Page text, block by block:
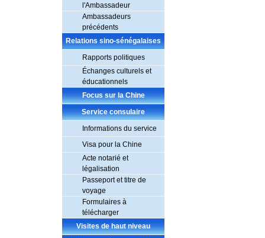
l'Ambassadeur
Ambassadeurs
précédents
Relations sino-sénégalaises
Rapports politiques
Échanges culturels et
éducationnels
Focus sur la Chine
Service consulaire
Informations du service
Visa pour la Chine
Acte notarié et
légalisation
Passeport et titre de
voyage
Formulaires à
télécharger
Visites de haut niveau